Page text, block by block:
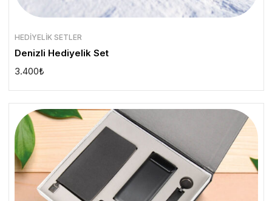
HEDIYELIK SETLER
Denizli Hediyelik Set
3.400₺